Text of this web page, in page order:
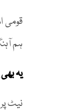
قومی
ہم
یہ
نیٹ